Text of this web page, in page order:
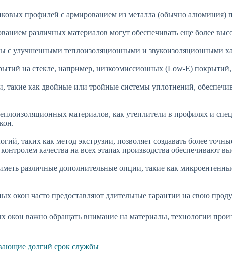
профилей с армированием из металла (обычно алюминия)
различных материалов могут обеспечивать еще более
с улучшенными теплоизоляционными и звукоизоляционными
на стекле, например, низкоэмиссионных (Low-E)
такие как двойные или тройные системы уплотнений,
материалов, как утеплители в профилях и
таких как метод экструзии, позволяет создавать более
качества на всех этапах производства обеспечивают
различные дополнительные опции, такие как
окон часто предоставляют длительные гарантии на свою
окон важно обращать внимание на материалы, технологии
долгий срок службы